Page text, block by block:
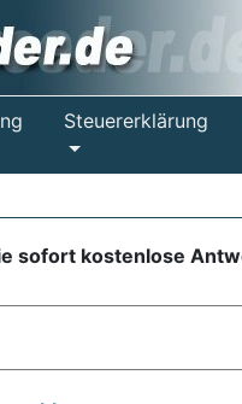
Steuererklärung
sofort kostenlose